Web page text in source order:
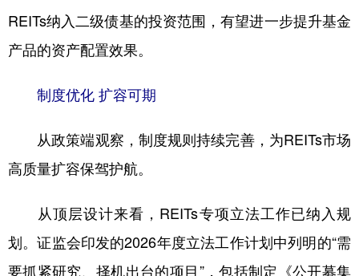
REITs纳入二级债基的投资范围，有望进一步提升基金
产品的资产配置效果。
制度优化 扩容可期
从政策端观察，制度规则持续完善，为REITs市场
高质量扩容保驾护航。
从顶层设计来看，REITs专项立法工作已纳入规
划。证监会印发的2026年度立法工作计划中列明的“需
要抓紧研究、择机出台的项目”，包括制定《公开募集